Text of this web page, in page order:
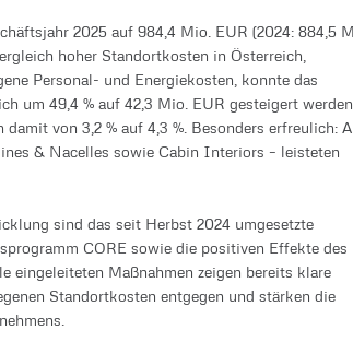
2025 auf 984,4 Mio. EUR (2024: 884,5
hoher Standortkosten in Österreich,
Personal- und Energiekosten, konnte das
um 49,4 % auf 42,3 Mio. EUR gesteigert werden.
von 3,2 % auf 4,3 %. Besonders erfreulich:
& Nacelles sowie Cabin Interiors – leisteten
sind das seit Herbst 2024 umgesetzte
CORE sowie die positiven Effekte des
eingeleiteten Maßnahmen zeigen bereits klare
Standortkosten entgegen und stärken die